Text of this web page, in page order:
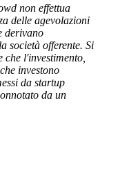
non effettua
delle agevolazioni
derivano
società offerente. Si
l'investimento,
investono
da startup
da un